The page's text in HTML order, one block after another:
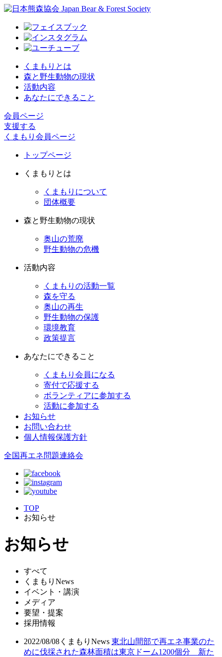
くまもりとは
森と野生動物の現状
活動内容
あなたにできること
会員ページ
支援する
くまもり会員ページ
トップページ
くまもりとは
くまもりについて
団体概要
森と野生動物の現状
奥山の荒廃
野生動物の危機
活動内容
くまもりの活動一覧
森を守る
奥山の再生
野生動物の保護
環境教育
政策提言
あなたにできること
くまもり会員になる
寄付で応援する
ボランティアに参加する
活動に参加する
お知らせ
お問い合わせ
個人情報保護方針
全国再エネ問題連絡会
TOP
お知らせ
お知らせ
すべて
くまもりNews
イベント・講演
メディア
要望・提案
採用情報
2022/08/08 くまもりNews 東北山間部で再エネ事業のた
めに伐採された森林面積は東京ドーム1200個分 新た